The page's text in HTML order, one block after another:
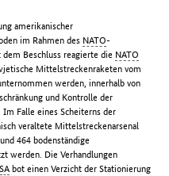
amerikanischer
im Rahmen des NATO-
Beschluss reagierte die NATO
Mittelstreckenraketen vom
werden, innerhalb von
und Kontrolle der
Falle eines Scheiterns der
veraltete Mittelstreckenarsenal
464 bodenständige
werden. Die Verhandlungen
bot einen Verzicht der Stationierung